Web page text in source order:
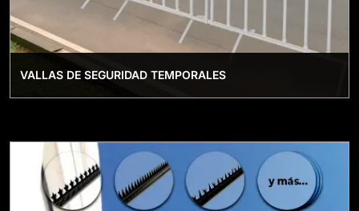
VALLAS DE SEGURIDAD TEMPORALES